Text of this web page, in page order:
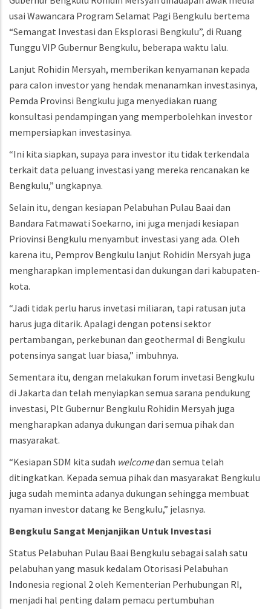
usai Wawancara Program Selamat Pagi Bengkulu bertema
“Semangat Investasi dan Eksplorasi Bengkulu”, di Ruang
Tunggu VIP Gubernur Bengkulu, beberapa waktu lalu.
Lanjut Rohidin Mersyah, memberikan kenyamanan kepada
para calon investor yang hendak menanamkan investasinya,
Pemda Provinsi Bengkulu juga menyediakan ruang
konsultasi pendampingan yang memperbolehkan investor
mempersiapkan investasinya.
“Ini kita siapkan, supaya para investor itu tidak terkendala
terkait data peluang investasi yang mereka rencanakan ke
Bengkulu,” ungkapnya.
Selain itu, dengan kesiapan Pelabuhan Pulau Baai dan
Bandara Fatmawati Soekarno, ini juga menjadi kesiapan
Priovinsi Bengkulu menyambut investasi yang ada. Oleh
karena itu, Pemprov Bengkulu lanjut Rohidin Mersyah juga
mengharapkan implementasi dan dukungan dari kabupaten-
kota.
“Jadi tidak perlu harus invetasi miliaran, tapi ratusan juta
harus juga ditarik. Apalagi dengan potensi sektor
pertambangan, perkebunan dan geothermal di Bengkulu
potensinya sangat luar biasa,” imbuhnya.
Sementara itu, dengan melakukan forum invetasi Bengkulu
di Jakarta dan telah menyiapkan semua sarana pendukung
investasi, Plt Gubernur Bengkulu Rohidin Mersyah juga
mengharapkan adanya dukungan dari semua pihak dan
masyarakat.
“Kesiapan SDM kita sudah welcomedan semua telah
ditingkatkan. Kepada semua pihak dan masyarakat Bengkulu
juga sudah meminta adanya dukungan sehingga membuat
nyaman investor datang ke Bengkulu,” jelasnya.
Bengkulu Sangat Menjanjikan Untuk Investasi
Status Pelabuhan Pulau Baai Bengkulu sebagai salah satu
pelabuhan yang masuk kedalam Otorisasi Pelabuhan
Indonesia regional 2 oleh Kementerian Perhubungan RI,
menjadi hal penting dalam pemacu pertumbuhan